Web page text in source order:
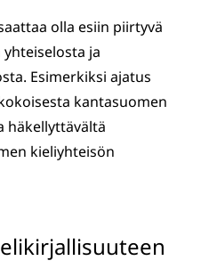
olla esiin piirtyvä
ja
Esimerkiksi ajatus
kantasuomen
häkellyttävältä
kieliyhteisön